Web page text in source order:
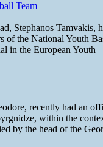
Team
Stephanos Tamvakis,
of the National Youth
in the European Youth
recently had an
within the
by the head of the